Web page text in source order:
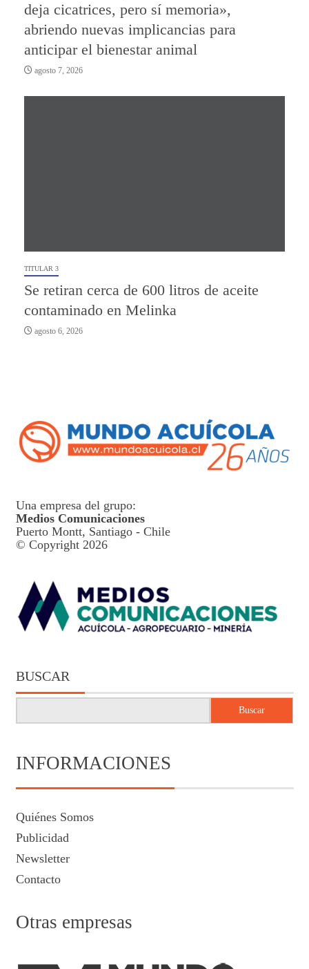
deja cicatrices, pero sí memoria»,
abriendo nuevas implicancias para
anticipar el bienestar animal
agosto 7, 2026
TITULAR 3
Se retiran cerca de 600 litros de aceite
contaminado en Melinka
agosto 6, 2026
Una empresa del grupo:
Medios Comunicaciones
Puerto Montt, Santiago - Chile
© Copyright 2026
BUSCAR
Buscar
INFORMACIONES
Quiénes Somos
Publicidad
Newsletter
Contacto
Otras empresas